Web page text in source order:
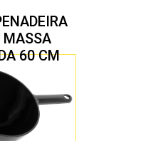
MASSA
60 CM